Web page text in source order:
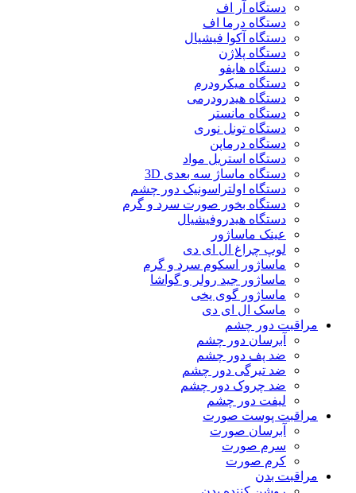
دستگاه آر اف
دستگاه درما اف
دستگاه آکوا فیشیال
دستگاه پلاژن
دستگاه هایفو
دستگاه میکرودرم
دستگاه هیدرودرمی
دستگاه مانستر
دستگاه تونل نوری
دستگاه درماپن
دستگاه استریل مواد
دستگاه ماساژ سه بعدی 3D
دستگاه اولتراسونیک دور چشم
دستگاه بخور صورت سرد و گرم
دستگاه هیدروفیشیال
عینک ماساژور
لوپ چراغ ال ای دی
ماساژور اسکوم سرد و گرم
ماساژور جید رولر و گواشا
ماساژور گوی یخی
ماسک ال ای دی
مراقبت دور چشم
آبرسان دور چشم
ضد پف دور چشم
ضد تیرگی دور چشم
ضد چروک دور چشم
لیفت دور چشم
مراقبت پوست صورت
آبرسان صورت
سرم صورت
کرم صورت
مراقبت بدن